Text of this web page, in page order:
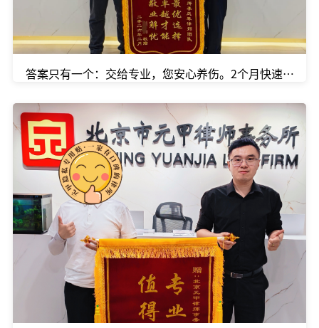
答案只有一个：交给专业，您安心养伤。2个月快速达成